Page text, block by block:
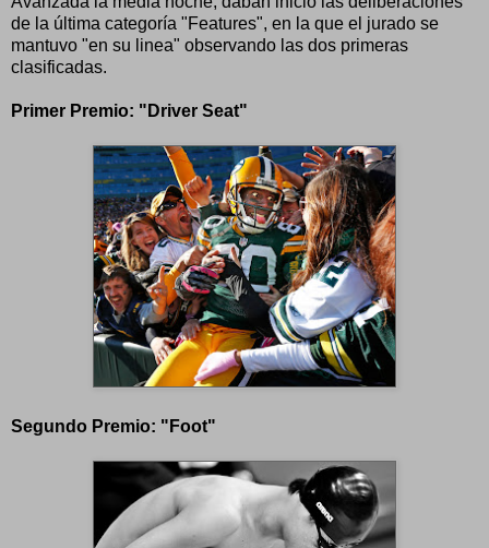
de la última categoría "Features", en la que el jurado se
mantuvo "en su linea" observando las dos primeras
clasificadas.
Primer Premio: "Driver Seat"
Segundo Premio: "Foot"